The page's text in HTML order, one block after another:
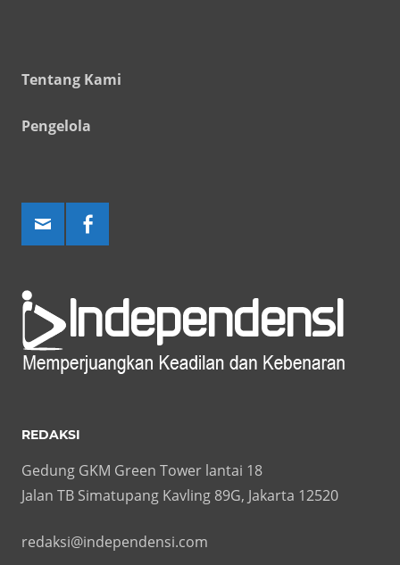
Tentang Kami
Pengelola
REDAKSI
Gedung GKM Green Tower lantai 18
Jalan TB Simatupang Kavling 89G, Jakarta 12520
redaksi@independensi.com